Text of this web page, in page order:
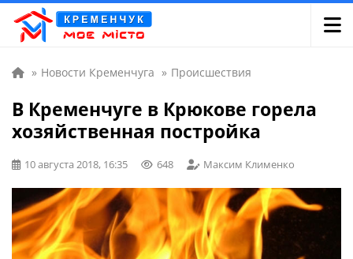
» Новости Кременчуга » Происшествия
В Кременчуге в Крюкове горела
хозяйственная постройка
10 августа 2018, 16:35 648 Максим Клименко